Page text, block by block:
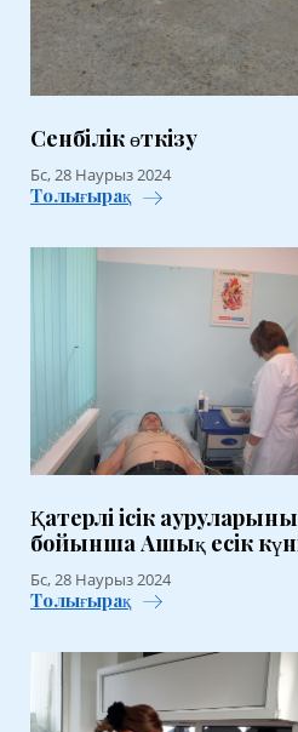
Сенбілік өткізу
Бс, 28 Наурыз 2024
Толығырақ
Қатерлі ісік
бойынша Ашық есік
Бс, 28 Наурыз 2024
Толығырақ